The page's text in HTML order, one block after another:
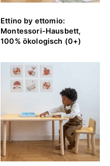
Ettino by ettomio:
Montessori-Hausbett,
100% ökologisch (0+)